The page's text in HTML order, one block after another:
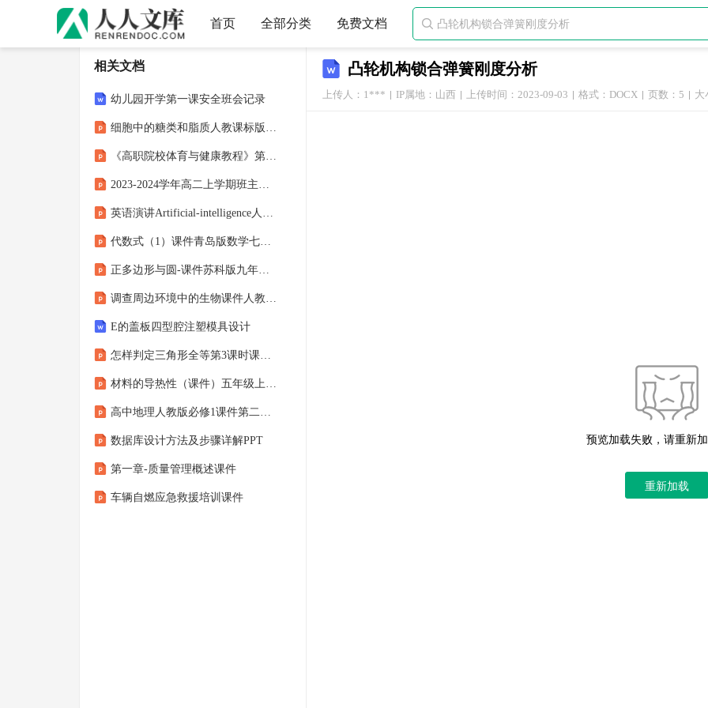
首页 全部分类 免费文档 
凸轮机构锁合弹簧刚度分析
上传人：1*** IP属地：山西 上传时间：2023-09-03 格式：DOCX 页数：5 大
预览加载失败，请重新
重新加载
相关文档
幼儿园开学第一课安全班会记录
细胞中的糖类和脂质人教课标版课件
《高职院校体育与健康教程》第十章
2023-2024学年高二上学期班主任管理经验分享 课件
英语演讲Artificial-intelligence人工智能(课堂PPT)
代数式（1）课件青岛版数学七年级上册
正多边形与圆-课件苏科版九年级数学上册
调查周边环境中的生物课件人教版生物七年级上册
E的盖板四型腔注塑模具设计
怎样判定三角形全等第3课时课件青岛版数学八年级上册
材料的导热性（课件）五年级上册科学青岛版
高中地理人教版必修1课件第二章第3节常见天气系统（系列三）
数据库设计方法及步骤详解PPT
第一章-质量管理概述课件
车辆自燃应急救援培训课件